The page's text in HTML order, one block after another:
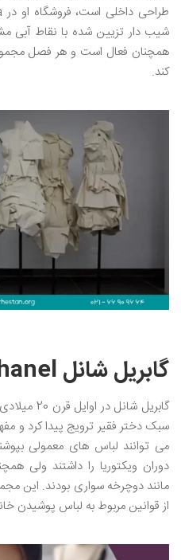
همچنان فعال است و هر فصل
کند.
گابریل شانل Gabrielle Chanel
گابریل
سبک دختر فقیر ترویج پیدا کرد و
می توانند لباس های معمولی
دوران ویکتوریا را داشتند ولی
مانند دوچرخه سواری بودند. این
از قوانین مربوط به لباس پوشیدن